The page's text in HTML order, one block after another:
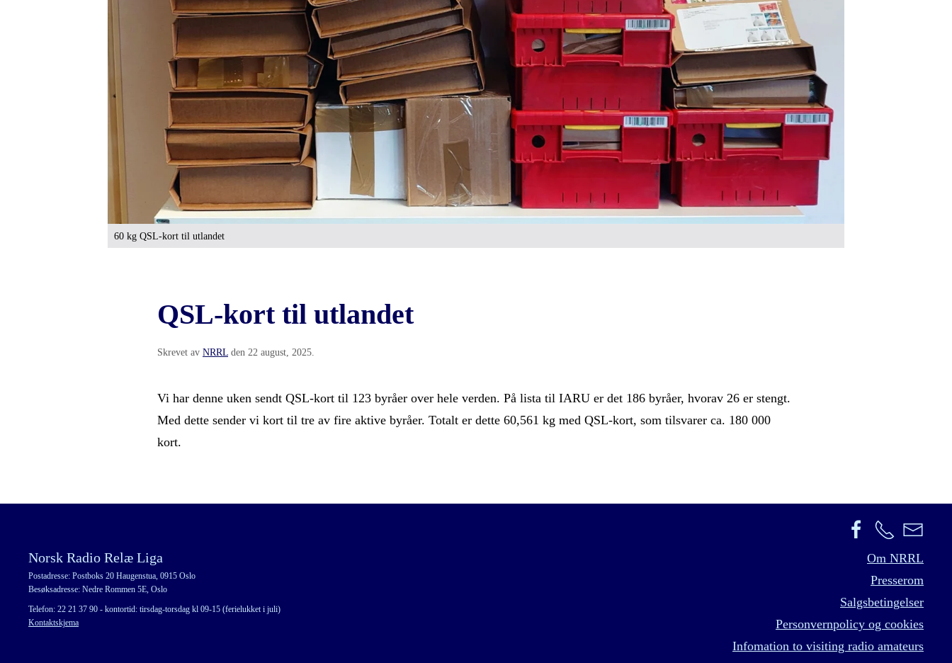
60 kg QSL-kort til utlandet
QSL-kort til utlandet
Skrevet av NRRL den 22 august, 2025.
Vi har denne uken sendt QSL-kort til 123 byråer over hele verden. På lista til IARU er det 186 byråer, hvorav 26 er stengt.
Med dette sender vi kort til tre av fire aktive byråer. Totalt er dette 60,561 kg med QSL-kort, som tilsvarer ca. 180 000
kort.
Norsk Radio Relæ Liga
Postadresse: Postboks 20 Haugenstua, 0915 Oslo
Besøksadresse: Nedre Rommen 5E, Oslo
Telefon: 22 21 37 90 - kontortid: tirsdag-torsdag kl 09-15 (ferielukket i juli)
Kontaktskjema
Om NRRL
Presserom
Salgsbetingelser
Personvernpolicy og cookies
Infomation to visiting radio amateurs